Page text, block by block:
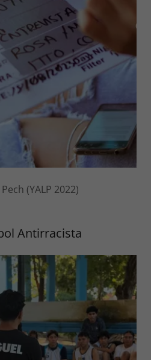
(YALP 2022)
Antirracista